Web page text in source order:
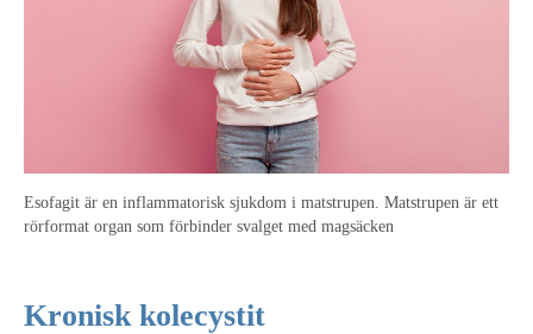
Esofagit är en inflammatorisk sjukdom i matstrupen. Matstrupen är ett
rörformat organ som förbinder svalget med magsäcken
Kronisk kolecystit